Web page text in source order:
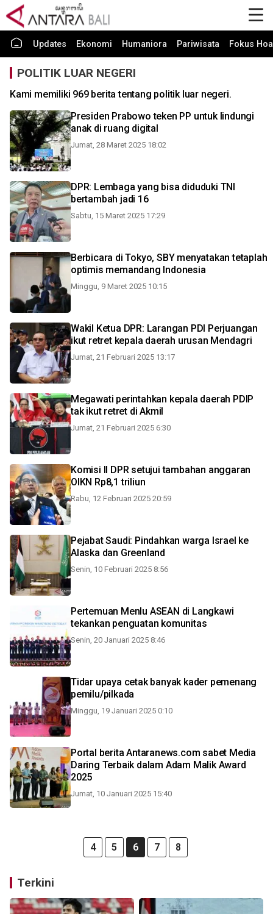
Updates Ekonomi Humaniora Pariwisata Fokus
POLITIK LUAR NEGERI
Kami memiliki 969 berita tentang politik luar negeri.
Presiden Prabowo teken PP untuk lindungi
anak di ruang digital
Jumat, 28 Maret 2025 18:02
DPR: Lembaga yang bisa diduduki TNI
bertambah jadi 16
Sabtu, 15 Maret 2025 17:29
Berbicara di Tokyo, SBY menyatakan tetaplah
optimis memandang Indonesia
Minggu, 9 Maret 2025 10:15
Wakil Ketua DPR: Larangan PDI Perjuangan
ikut retret kepala daerah urusan Mendagri
Jumat, 21 Februari 2025 13:17
Megawati perintahkan kepala daerah PDIP
tak ikut retret di Akmil
Jumat, 21 Februari 2025 6:30
Komisi II DPR setujui tambahan anggaran
OIKN Rp8,1 triliun
Rabu, 12 Februari 2025 20:59
Pejabat Saudi: Pindahkan warga Israel ke
Alaska dan Greenland
Senin, 10 Februari 2025 8:56
Pertemuan Menlu ASEAN di Langkawi
tekankan penguatan komunitas
Senin, 20 Januari 2025 8:46
Tidar upaya cetak banyak kader pemenang
pemilu/pilkada
Minggu, 19 Januari 2025 0:10
Portal berita Antaranews.com sabet Media
Daring Terbaik dalam Adam Malik Award
2025
Jumat, 10 Januari 2025 15:40
4 5 6 7 8
Terkini